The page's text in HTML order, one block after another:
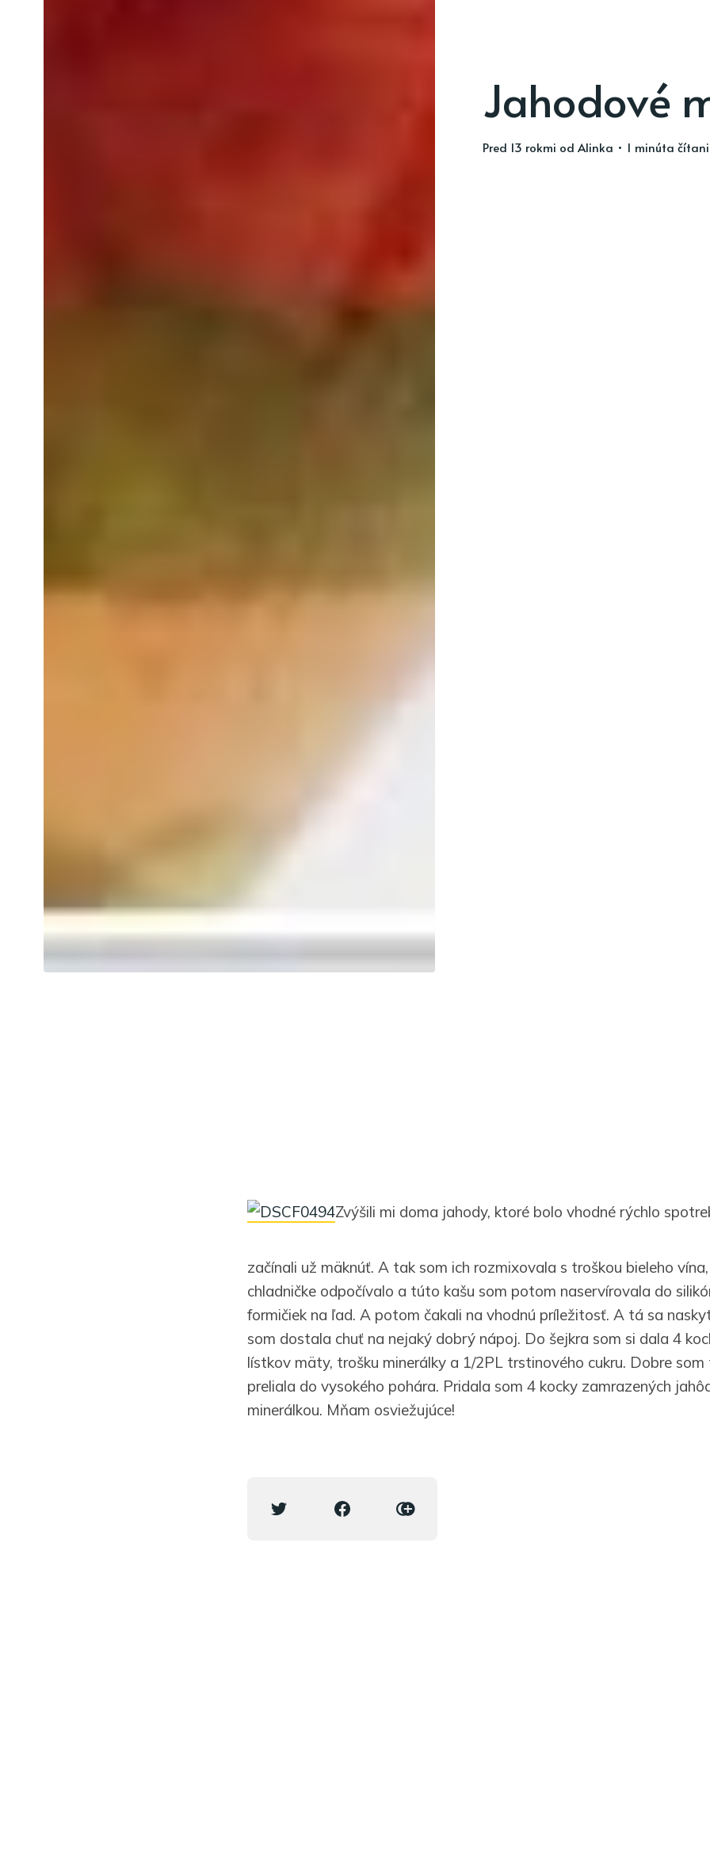
Jahodové
pred 13 rokmi od Alinka • 1 minúta
Zvýšili mi doma jahody, ktoré bolo vhodné rýchlo
začínali už mäknúť. A tak som ich rozmixovala s troškou bieleho
chladničke odpočívalo a túto kašu som potom naservírovala do
formičiek na ľad. A potom čakali na vhodnú príležitosť. A tá sa
som dostala chuť na nejaký dobrý nápoj. Do šejkra som si dala 4
lístkov mäty, trošku minerálky a 1/2PL trstinového cukru. Dobre
preliala do vysokého pohára. Pridala som 4 kocky zamrazených
minerálkou. Mňam osviežujúce!